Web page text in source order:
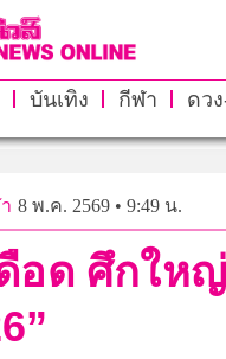
บันเทิง กีฬา ดว
8 พ.ค. 2569 • 9:49 น.
ดือด ศึกให